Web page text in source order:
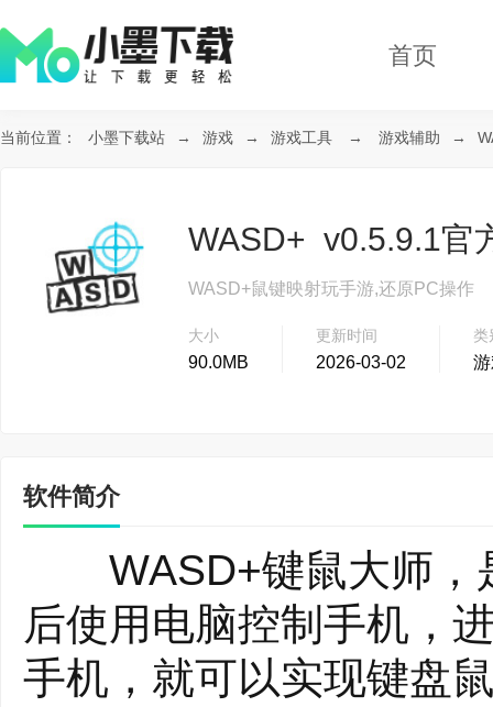
首页
当前位置： 小墨下载站 → 游戏 → 游戏工具 → 游戏辅助 →
WASD+ v0.5.9.1官
WASD+鼠键映射玩手游,还原PC操作
大小
90.0MB
更新时间
2026-03-02
类
软件简介
WASD+键鼠大师，
后使用电脑控制手机，
手机，就可以实现键盘